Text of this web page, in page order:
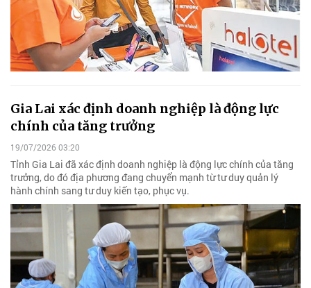
Gia Lai xác định doanh nghiệp là động lực
chính của tăng trưởng
19/07/2026 03:20
Tỉnh Gia Lai đã xác định doanh nghiệp là động lực chính của tăng
trưởng, do đó địa phương đang chuyển mạnh từ tư duy quản lý
hành chính sang tư duy kiến tạo, phục vụ.